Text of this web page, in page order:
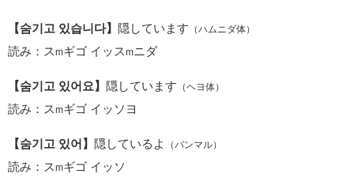
【숨기고 있습니다】 隠しています （ハムニダ体）
読み：ス mギゴ イッス m ニダ
【숨기고 있어요】 隠しています （ヘヨ体）
読み：ス mギゴ イッソヨ
【숨기고 있어】 隠しているよ （パンマル）
読み：ス mギゴ イッソ